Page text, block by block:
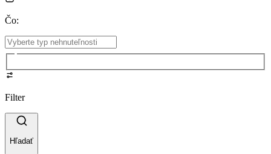
Čo:
Filter
Hľadať